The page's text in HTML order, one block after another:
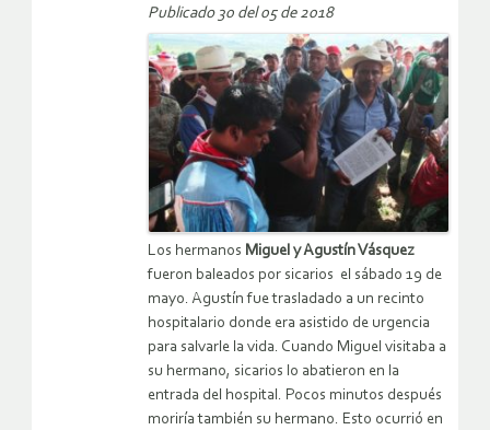
Publicado 30 del 05 de 2018
Los hermanos Miguel y Agustín Vásquez
fueron baleados por sicarios el sábado 19 de
mayo. Agustín fue trasladado a un recinto
hospitalario donde era asistido de urgencia
para salvarle la vida. Cuando Miguel visitaba a
su hermano, sicarios lo abatieron en la
entrada del hospital. Pocos minutos después
moriría también su hermano. Esto ocurrió en